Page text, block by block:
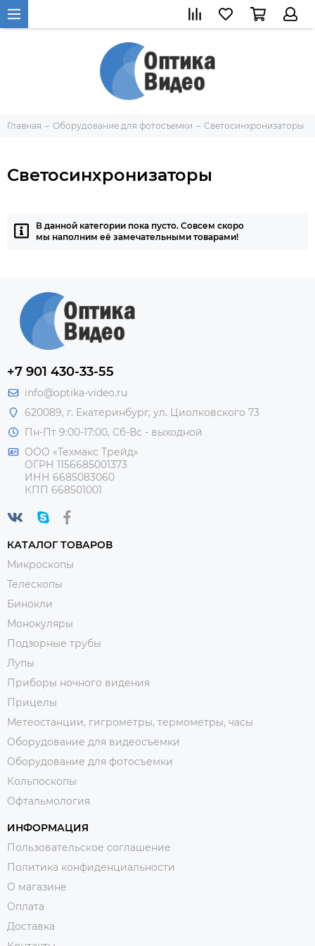
Главная Оборудование для фотосъемки Светосинхронизаторы
Светосинхронизаторы
В данной категории пока пусто. Совсем скоро
мы наполним её замечательными товарами!
+7 901 430-33-55
info@optika-video.ru
620089, г. Екатеринбург, ул. Циолковского 73
Пн-Пт 9:00-17:00, Сб-Вс - выходной
ООО «Техмакс Трейд»
ОГРН 1156685001373
ИНН 6685083060
КПП 668501001
КАТАЛОГ ТОВАРОВ
Микроскопы
Телескопы
Бинокли
Монокуляры
Подзорные трубы
Лупы
Приборы ночного видения
Прицелы
Метеостанции, гигрометры, термометры, часы
Оборудование для видеосъемки
Оборудование для фотосъемки
Кольпоскопы
Офтальмология
ИНФОРМАЦИЯ
Пользовательское соглашение
Политика конфиденциальности
О магазине
Оплата
Доставка